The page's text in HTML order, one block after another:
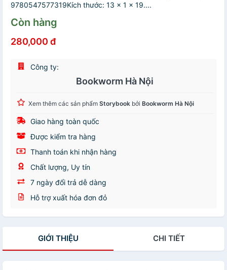
9780547577319Kích thước: 13 x 1 x 19....
Còn hàng
280,000 đ
Công ty:
Bookworm Hà Nội
Xem thêm các sản phẩm Storybook bởi Bookworm Hà Nội
Giao hàng toàn quốc
Được kiểm tra hàng
Thanh toán khi nhận hàng
Chất lượng, Uy tín
7 ngày đổi trả dễ dàng
Hỗ trợ xuất hóa đơn đỏ
GIỚI THIỆU CHI TIẾT